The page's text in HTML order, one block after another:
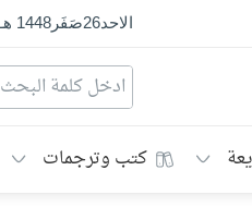
الاحد26صَفَر1448 هـ
كتب وترجمات